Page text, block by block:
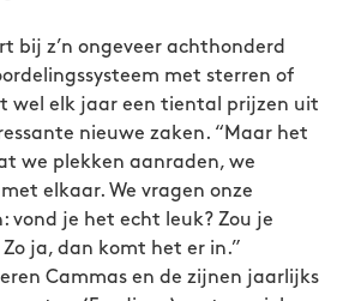
bij z’n ongeveer achthonderd
met sterren of
wel elk jaar een tiental prijzen uit
nieuwe zaken. “Maar het
we plekken aanraden, we
elkaar. We vragen onze
vond je het echt leuk? Zou je
ja, dan komt het er in.”
Cammas en de zijnen jaarlijks